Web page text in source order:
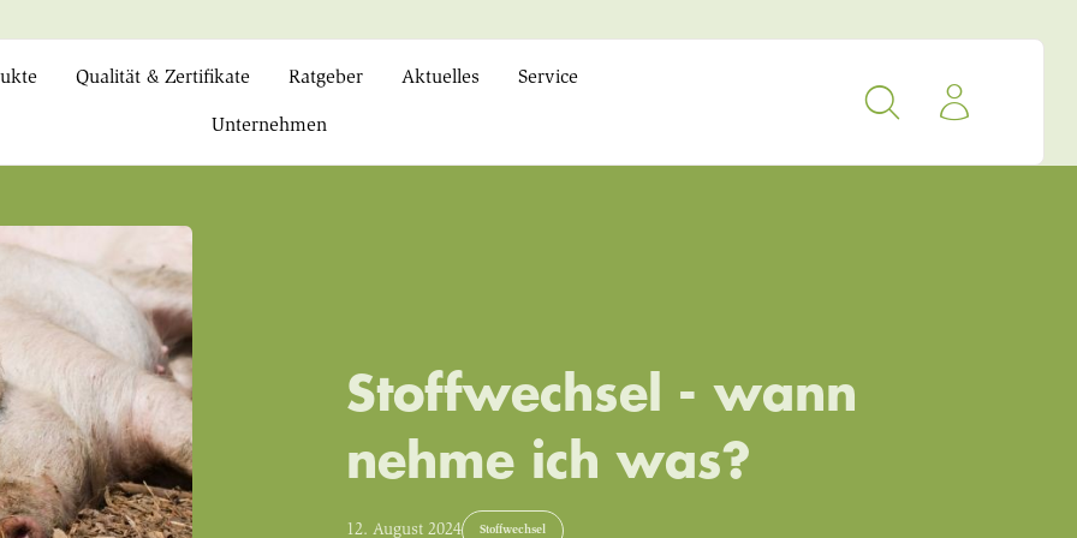
Qualität & Zertifikate Ratgeber Aktuelles Service
Unternehmen
Stoffwechsel - wann
nehme ich was?
12. August 2024 Stoffwechsel